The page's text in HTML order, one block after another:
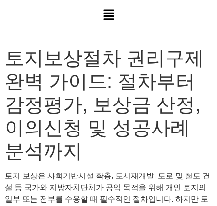
토지보상절차 권리구제
완벽 가이드: 절차부터
감정평가, 보상금 산정,
이의신청 및 성공사례
분석까지
토지 보상은 사회기반시설 확충, 도시재개발, 도로 및 철도 건
설 등 국가와 지방자치단체가 공익 목적을 위해 개인 토지의
일부 또는 전부를 수용할 때 필수적인 절차입니다. 하지만 토